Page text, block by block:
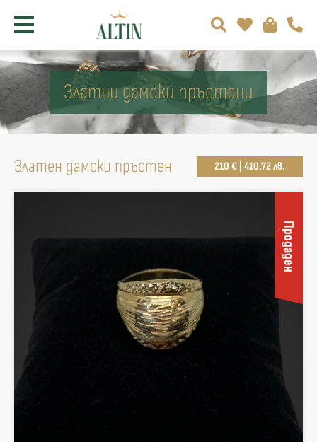
Златни дамски пръстени
Златен дамски пръстен 210 € | 410.72 лв.
Продаден